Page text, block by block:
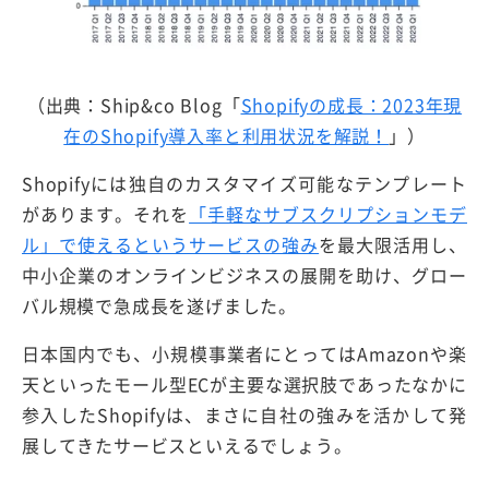
（出典：Ship&co Blog「Shopifyの成長：2023年現
在のShopify導入率と利用状況を解説！ 」）
Shopifyには独自のカスタマイズ可能なテンプレート
があります。それを 「手軽なサブスクリプションモデ
ル」で使えるというサービスの強みを最大限活用し、
中小企業のオンラインビジネスの展開を助け、グロー
バル規模で急成長を遂げました。
日本国内でも、小規模事業者にとってはAmazonや楽
天といったモール型ECが主要な選択肢であったなかに
参入したShopifyは、まさに自社の強みを活かして発
展してきたサービスといえるでしょう。